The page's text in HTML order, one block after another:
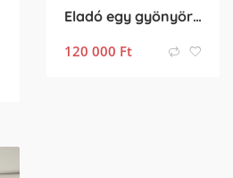
Eladó egy gyönyörű vostok space race zsír állapotban kétszer ha volt rajtam
120 000 Ft